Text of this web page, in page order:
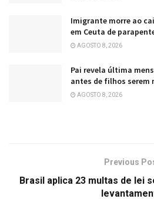
Imigrante morre ao
em Ceuta de
AGOSTO 8, 2026
Pai revela última
antes de filhos serem
AGOSTO 8, 2026
Previous
Brasil aplica 23 multas de lei